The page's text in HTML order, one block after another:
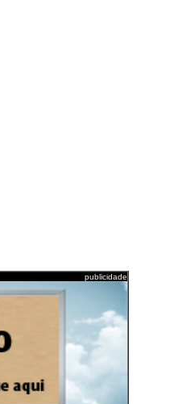
publicidade